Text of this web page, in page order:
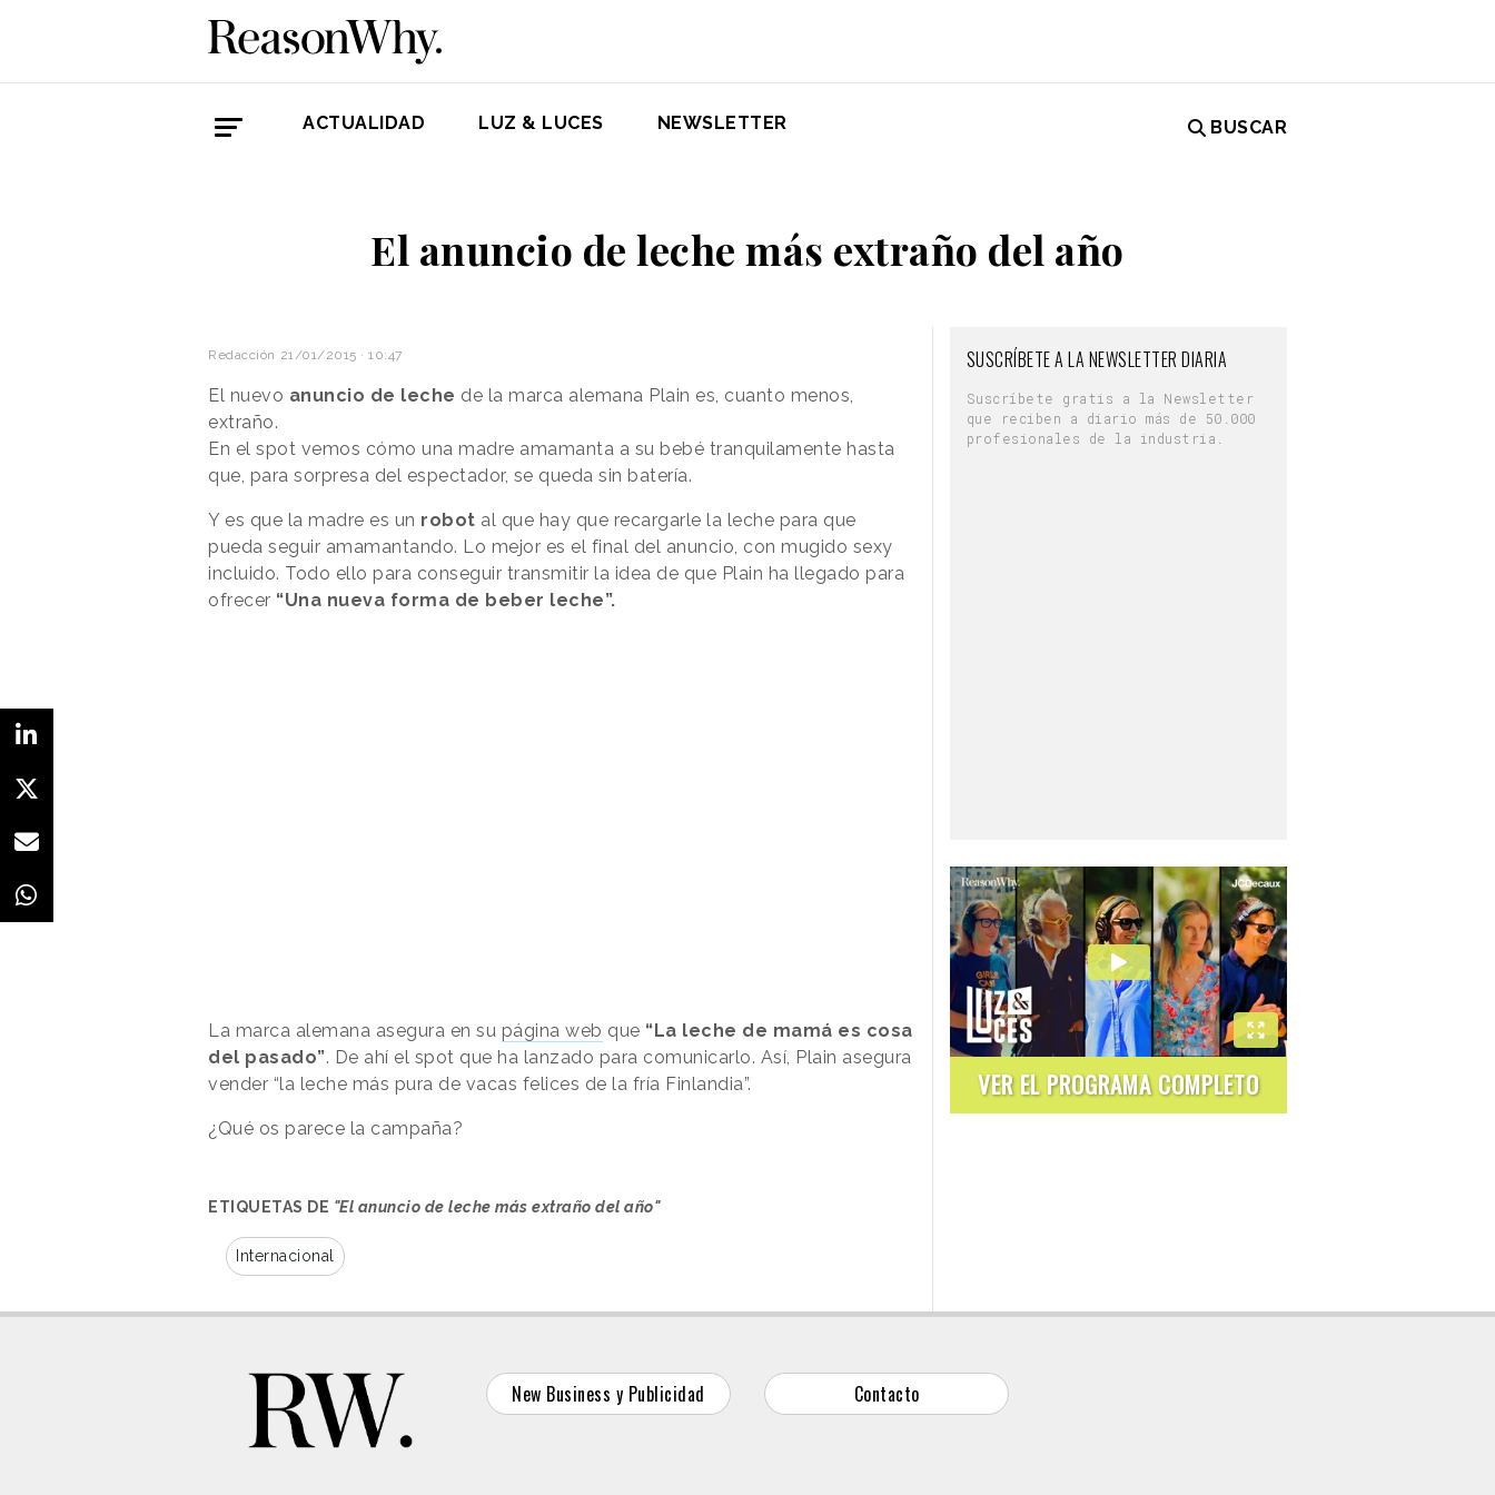
ACTUALIDAD LUZ & LUCES NEWSLETTER BUSCAR
El anuncio de leche más extraño del año
Redacción 21/01/2015 · 10:47
El nuevo anuncio de leche de la marca alemana Plain es, cuanto menos,
extraño.
En el spot vemos cómo una madre amamanta a su bebé tranquilamente hasta
que, para sorpresa del espectador, se queda sin batería.
Y es que la madre es un robot al que hay que recargarle la leche para que
pueda seguir amamantando. Lo mejor es el final del anuncio, con mugido sexy
incluido. Todo ello para conseguir transmitir la idea de que Plain ha llegado para
ofrecer “Una nueva forma de beber leche”.
La marca alemana asegura en su página web que “La leche de mamá es cosa
del pasado”. De ahí el spot que ha lanzado para comunicarlo. Así, Plain asegura
vender “la leche más pura de vacas felices de la fría Finlandia”.
¿Qué os parece la campaña?
ETIQUETAS DE "El anuncio de leche más extraño del año"
Internacional
SUSCRÍBETE A LA NEWSLETTER DIARIA
Suscríbete gratis a la Newsletter
que reciben a diario más de 50.000
profesionales de la industria.
VER EL PROGRAMA COMPLETO
New Business y Publicidad Contacto